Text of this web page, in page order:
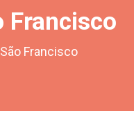
Francisco
Francisco